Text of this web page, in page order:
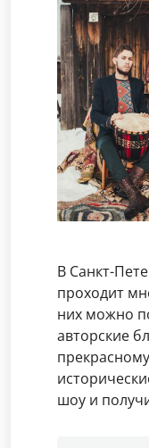
В Санкт-
проходит
них можно
авторские
шоу и